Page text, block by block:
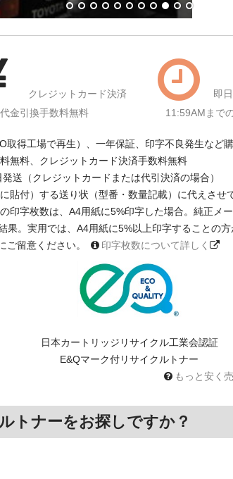
クレジットカード決済
代金引換手数料無料
即
11:59AMまで
取得工場で再生）、一年保証、印字不良発生など
無料、クレジットカード決済手数料無料
送（クレジットカードまたは代引決済の場合）
貼付）する送り状（型番・数量記載）に代えさせ
印字枚数は、A4用紙に5%印字した場合。純正メ
果。実用では、A4用紙に5%以上印字することの
ご留意ください。
印字枚数について詳しく
日本カートリッジリサイクル工業会認証
E&Qマーク付リサイクルトナー
もっと安く
トナーをお探しですか？